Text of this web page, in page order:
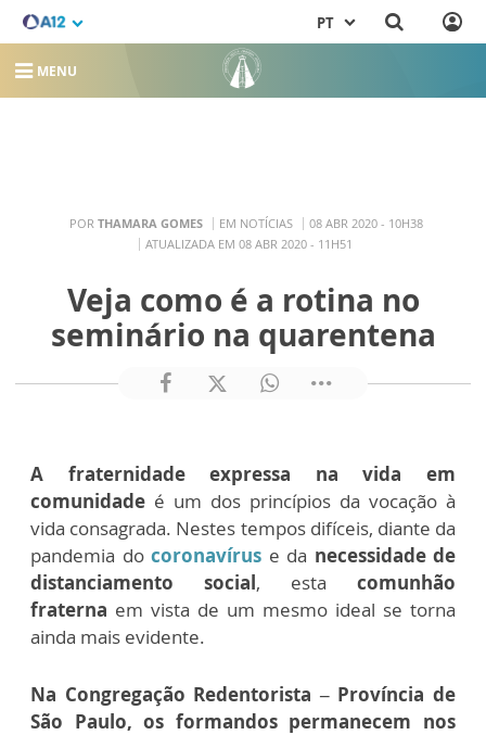
PT
MENU
POR THAMARA GOMES EM NOTÍCIAS
08 ABR 2020 - 10H38
ATUALIZADA EM 08 ABR 2020 - 11H51
Veja como é a rotina no
seminário na quarentena
A fraternidade expressa na vida em
comunidade é um dos princípios da vocação à
vida consagrada. Nestes tempos difíceis, diante da
pandemia do coronavírus e da necessidade de
distanciamento social, esta comunhão
fraterna em vista de um mesmo ideal se torna
ainda mais evidente.
Na Congregação Redentorista – Província de
São Paulo, os formandos permanecem nos